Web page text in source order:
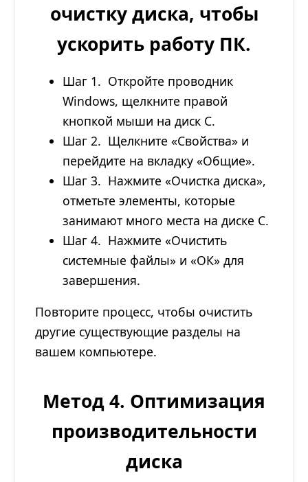
очистку диска, чтобы
ускорить работу ПК.
Шаг 1. Откройте проводник
Windows, щелкните правой
кнопкой мыши на диск C.
Шаг 2. Щелкните «Свойства» и
перейдите на вкладку «Общие».
Шаг 3. Нажмите «Очистка диска»,
отметьте элементы, которые
занимают много места на диске C.
Шаг 4. Нажмите «Очистить
системные файлы» и «ОК» для
завершения.
Повторите процесс, чтобы очистить
другие существующие разделы на
вашем компьютере.
Метод 4. Оптимизация
производительности
диска